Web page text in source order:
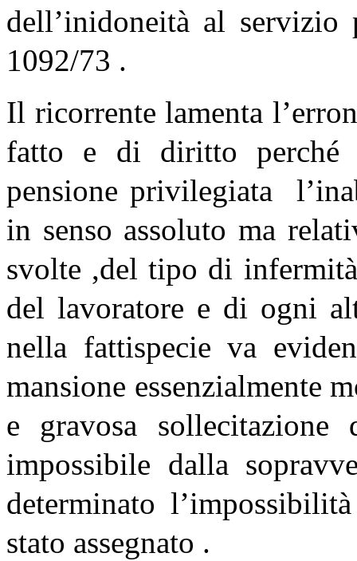
dell’inidoneità al
1092/73 .
Il ricorrente lamenta
fatto e di diritto perché
pensione privilegiata
in senso assoluto ma
svolte ,del tipo di
del lavoratore e di ogni
nella fattispecie va
mansione essenzialmente
e gravosa sollecitazione
impossibile dalla
determinato
stato assegnato .